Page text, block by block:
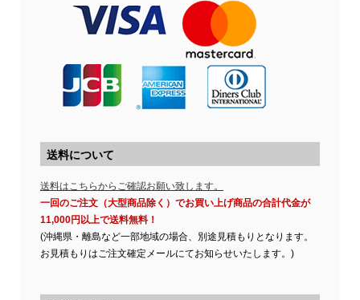
送料について
送料はこちらからご確認お願い致します。
一回のご注文（大型商品除く）でお買い上げ商品の合計代金が
11,000円以上で送料無料！
(沖縄県・離島など一部地域の場合、別途見積もりとなります。
お見積もりはご注文確定メールにてお知らせいたします。)